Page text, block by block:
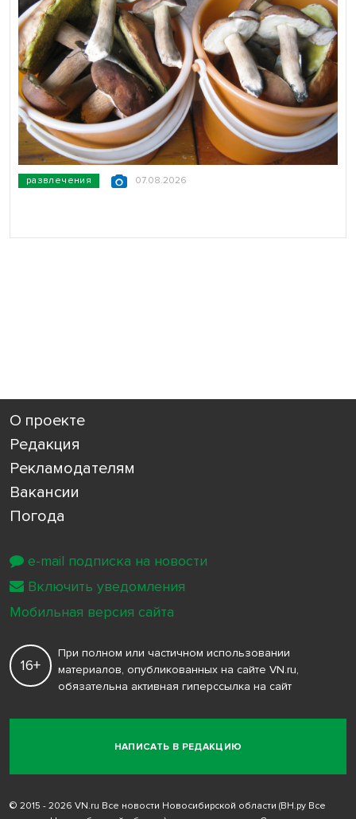
развлечения 07.08.2026
О проекте
Редакция
Рекламодателям
Вакансии
Погода
НАПИСАТЬ В РЕДАКЦИЮ
16+
При полном или частичном использовании
материалов, опубликованных на сайте VN.ru,
обязательна активная гиперссылка на сайт
© 2015 - 2026 VN.ru Все новости Новосибирской области (ВН.ру Все
e-mail подписка на новости
Включить уведомления
Мобильная версия сайта